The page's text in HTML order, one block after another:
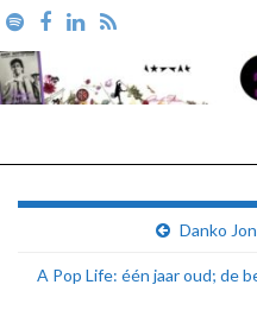
Search for:
Danko
A Pop Life: één jaar oud; de